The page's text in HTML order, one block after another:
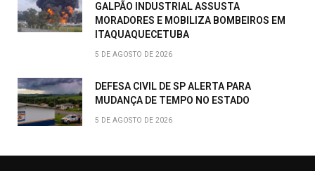
GALPÃO INDUSTRIAL ASSUSTA
MORADORES E MOBILIZA BOMBEIROS EM
ITAQUAQUECETUBA
5 DE AGOSTO DE 2026
DEFESA CIVIL DE SP ALERTA PARA
MUDANÇA DE TEMPO NO ESTADO
5 DE AGOSTO DE 2026